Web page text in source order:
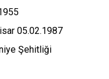
05.02.1987
Şehitliği